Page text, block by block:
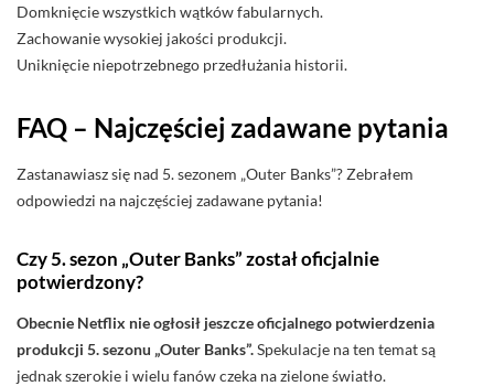
Domknięcie wszystkich wątków fabularnych.
Zachowanie wysokiej jakości produkcji.
Uniknięcie niepotrzebnego przedłużania historii.
FAQ – Najczęściej zadawane pytania
Zastanawiasz się nad 5. sezonem „Outer Banks”? Zebrałem
odpowiedzi na najczęściej zadawane pytania!
Czy 5. sezon „Outer Banks” został oficjalnie
potwierdzony?
Obecnie Netflix nie ogłosił jeszcze oficjalnego potwierdzenia
produkcji 5. sezonu „Outer Banks”.Spekulacje na ten temat są
jednak szerokie i wielu fanów czeka na zielone światło.